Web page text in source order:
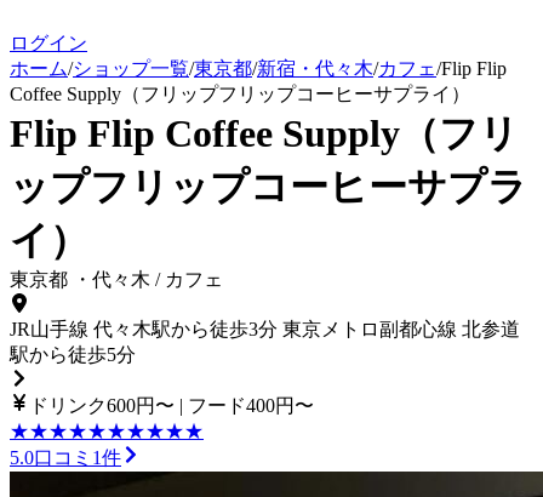
ログイン
ホーム/ショップ一覧/東京都/新宿・代々木/カフェ/Flip Flip
Coffee Supply（フリップフリップコーヒーサプライ）
Flip Flip Coffee Supply（フリ
ップフリップコーヒーサプラ
イ）
東京都 ・ 代々木 / カフェ
JR山手線 代々木駅から徒歩3分 東京メトロ副都心線 北参道
駅から徒歩5分
ドリンク600円〜 | フード400円〜
★★★★★★★★★★
5.0口コミ 1件